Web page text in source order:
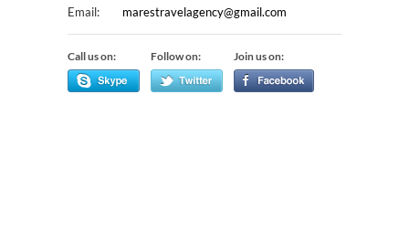
Email:
marestravelagency@gmail.com
Call us on: Follow on: Join us on: